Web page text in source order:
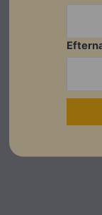
Ladda ner
Länkar